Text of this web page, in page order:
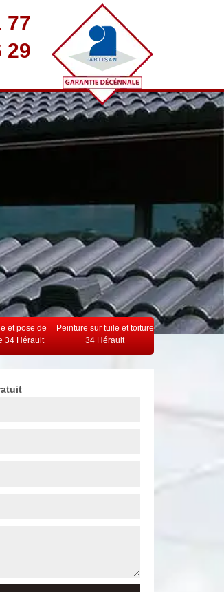
77
29
et pose de
34 Hérault
Peinture sur tuile et toiture
34 Hérault